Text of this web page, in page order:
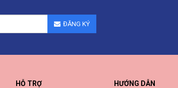
ĐĂNG KÝ
HỖ TRỢ HƯỚNG DẪN